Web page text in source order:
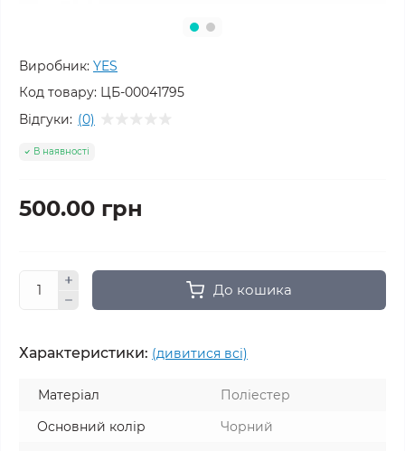
Виробник: YES
Код товару: ЦБ-00041795
Відгуки: (0)
В наявності
500.00 грн
До кошика
Характеристики: (дивитися всі)
Матеріал
Поліестер
Основний колір
Чорний